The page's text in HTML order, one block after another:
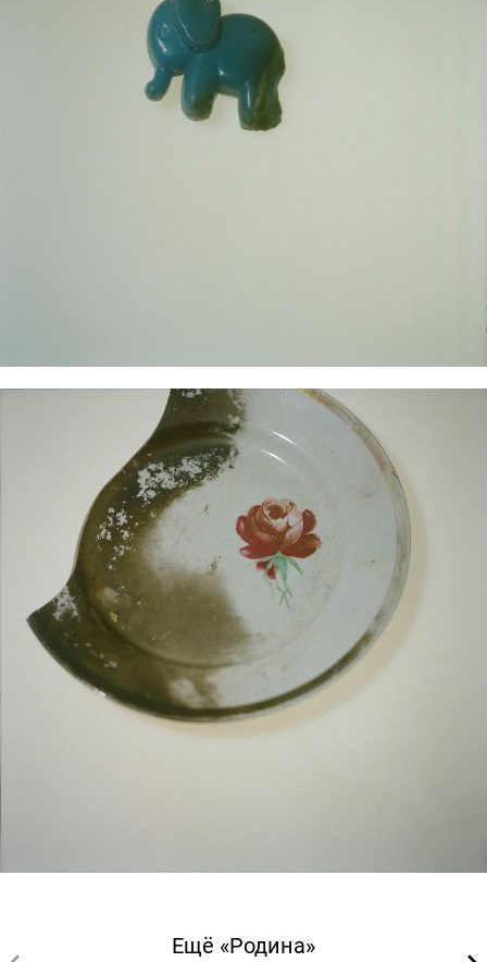
Ещё «Родина»